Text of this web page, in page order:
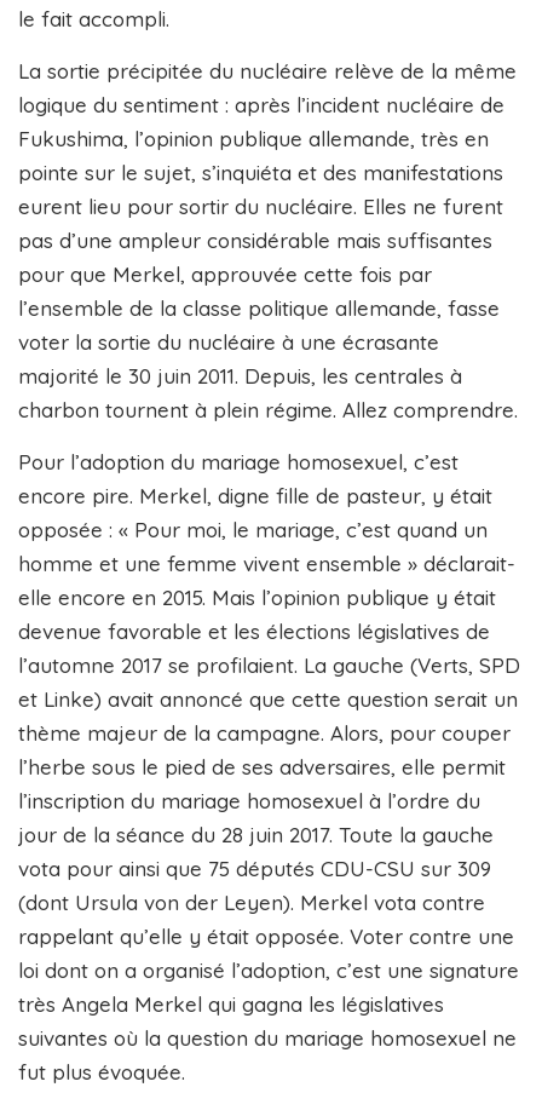
le fait accompli.
La sortie précipitée du nucléaire relève de la même
logique du sentiment : après l’incident nucléaire de
Fukushima, l’opinion publique allemande, très en
pointe sur le sujet, s’inquiéta et des manifestations
eurent lieu pour sortir du nucléaire. Elles ne furent
pas d’une ampleur considérable mais suffisantes
pour que Merkel, approuvée cette fois par
l’ensemble de la classe politique allemande, fasse
voter la sortie du nucléaire à une écrasante
majorité le 30 juin 2011. Depuis, les centrales à
charbon tournent à plein régime. Allez comprendre.
Pour l’adoption du mariage homosexuel, c’est
encore pire. Merkel, digne fille de pasteur, y était
opposée : « Pour moi, le mariage, c’est quand un
homme et une femme vivent ensemble » déclarait-
elle encore en 2015. Mais l’opinion publique y était
devenue favorable et les élections législatives de
l’automne 2017 se profilaient. La gauche (Verts, SPD
et Linke) avait annoncé que cette question serait un
thème majeur de la campagne. Alors, pour couper
l’herbe sous le pied de ses adversaires, elle permit
l’inscription du mariage homosexuel à l’ordre du
jour de la séance du 28 juin 2017. Toute la gauche
vota pour ainsi que 75 députés CDU-CSU sur 309
(dont Ursula von der Leyen). Merkel vota contre
rappelant qu’elle y était opposée. Voter contre une
loi dont on a organisé l’adoption, c’est une signature
très Angela Merkel qui gagna les législatives
suivantes où la question du mariage homosexuel ne
fut plus évoquée.